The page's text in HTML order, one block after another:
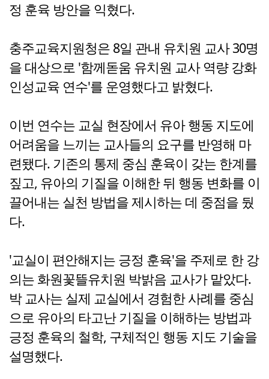
정 훈육 방안을 익혔다.
충주교육지원청은 8일 관내 유치원 교사 30명
을 대상으로 '함께돋움 유치원 교사 역량 강화
인성교육 연수'를 운영했다고 밝혔다.
이번 연수는 교실 현장에서 유아 행동 지도에
어려움을 느끼는 교사들의 요구를 반영해 마
련됐다. 기존의 통제 중심 훈육이 갖는 한계를
짚고, 유아의 기질을 이해한 뒤 행동 변화를 이
끌어내는 실천 방법을 제시하는 데 중점을 뒀
다.
'교실이 편안해지는 긍정 훈육'을 주제로 한 강
의는 화원꽃뜰유치원 박밝음 교사가 맡았다.
박 교사는 실제 교실에서 경험한 사례를 중심
으로 유아의 타고난 기질을 이해하는 방법과
긍정 훈육의 철학, 구체적인 행동 지도 기술을
설명했다.